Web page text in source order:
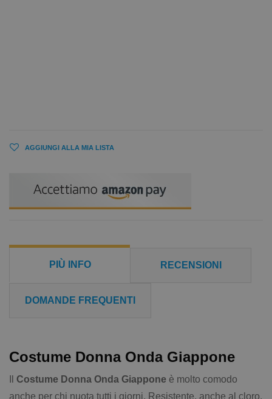
AGGIUNGI ALLA MIA LISTA
PIÙ INFO RECENSIONI
DOMANDE FREQUENTI
Costume Donna Onda Giappone
Costume Donna Onda Giappone è molto comodo
anche per chi nuota tutti i giorni. Resistente, anche al cloro,